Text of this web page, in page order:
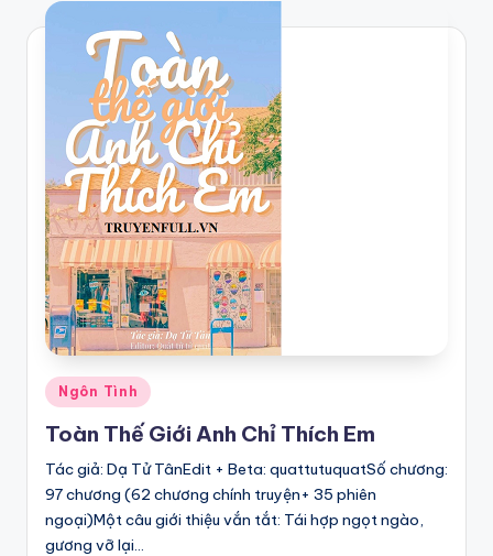
Posted
in
Ngôn Tình
Toàn Thế Giới Anh Chỉ Thích Em
Tác giả: Dạ Tử TânEdit + Beta: quattutuquatSố chương:
97 chương (62 chương chính truyện+ 35 phiên
ngoại)Một câu giới thiệu vắn tắt: Tái hợp ngọt ngào,
gương vỡ lại…